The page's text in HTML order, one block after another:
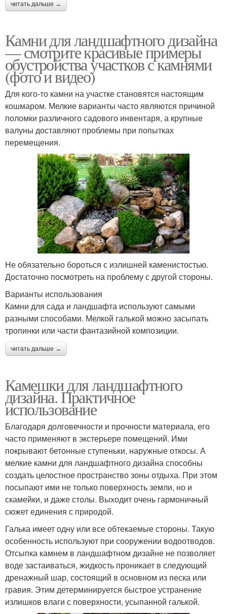
читать дальше →
Камни для ландшафтного дизайна
— смотрите красивые примеры
обустройства участков с камнями
(фото и видео)
Для кого-то камни на участке становятся настоящим
кошмаром. Мелкие варианты часто являются причиной
поломки различного садового инвентаря, а крупные
валуны доставляют проблемы при попытках
перемещения.
Не обязательно бороться с излишней каменистостью.
Достаточно посмотреть на проблему с другой стороны.
Варианты использования
Камни для сада и ландшафта используют самыми
разными способами. Мелкой галькой можно засыпать
тропинки или части фантазийной композиции.
читать дальше →
Камешки для ландшафтного
дизайна. Практичное
использование
Благодаря долговечности и прочности материала, его
часто применяют в экстерьере помещений. Ими
покрывают бетонные ступеньки, наружные откосы. А
мелкие камни для ландшафтного дизайна способны
создать целостное пространство зоны отдыха. При этом
посыпают ими не только поверхность земли, но и
скамейки, и даже столы. Выходит очень гармоничный
сюжет единения с природой.
Галька имеет одну или все обтекаемые стороны. Такую
особенность используют при сооружении водоотводов.
Отсыпка камнем в ландшафтном дизайне не позволяет
воде застаиваться, жидкость проникает в следующий
дренажный шар, состоящий в основном из песка или
гравия. Этим детерминируется быстрое устранение
излишков влаги с поверхности, усыпанной галькой.